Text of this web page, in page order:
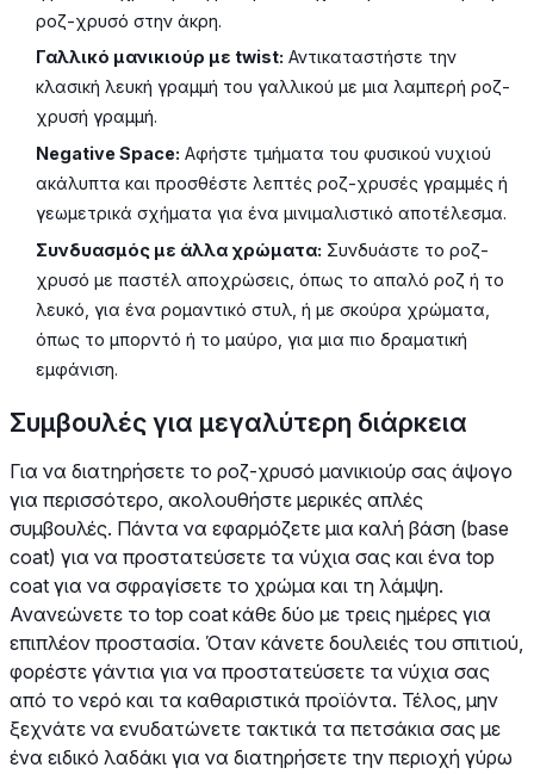
ροζ-χρυσό στην άκρη.
Γαλλικό μανικιούρ με twist: Αντικαταστήστε την
κλασική λευκή γραμμή του γαλλικού με μια λαμπερή ροζ-
χρυσή γραμμή.
Negative Space: Αφήστε τμήματα του φυσικού νυχιού
ακάλυπτα και προσθέστε λεπτές ροζ-χρυσές γραμμές ή
γεωμετρικά σχήματα για ένα μινιμαλιστικό αποτέλεσμα.
Συνδυασμός με άλλα χρώματα: Συνδυάστε το ροζ-
χρυσό με παστέλ αποχρώσεις, όπως το απαλό ροζ ή το
λευκό, για ένα ρομαντικό στυλ, ή με σκούρα χρώματα,
όπως το μπορντό ή το μαύρο, για μια πιο δραματική
εμφάνιση.
Συμβουλές για μεγαλύτερη διάρκεια
Για να διατηρήσετε το ροζ-χρυσό μανικιούρ σας άψογο
για περισσότερο, ακολουθήστε μερικές απλές
συμβουλές. Πάντα να εφαρμόζετε μια καλή βάση (base
coat) για να προστατεύσετε τα νύχια σας και ένα top
coat για να σφραγίσετε το χρώμα και τη λάμψη.
Ανανεώνετε το top coat κάθε δύο με τρεις ημέρες για
επιπλέον προστασία. Όταν κάνετε δουλειές του σπιτιού,
φορέστε γάντια για να προστατεύσετε τα νύχια σας
από το νερό και τα καθαριστικά προϊόντα. Τέλος, μην
ξεχνάτε να ενυδατώνετε τακτικά τα πετσάκια σας με
ένα ειδικό λαδάκι για να διατηρήσετε την περιοχή γύρω